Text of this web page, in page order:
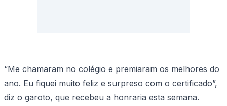
“Me chamaram no colégio e premiaram os melhores do
ano. Eu fiquei muito feliz e surpreso com o certificado”,
diz o garoto, que recebeu a honraria esta semana.